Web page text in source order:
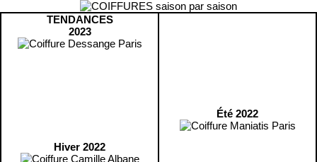
TENDANCES
2023
Hiver 2022
Été 2022